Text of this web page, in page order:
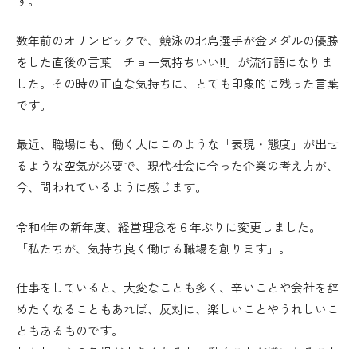
数年前のオリンピックで、競泳の北島選手が金メダルの優勝
をした直後の言葉「チョー気持ちいい‼︎」が流行語になりま
した。その時の正直な気持ちに、とても印象的に残った言葉
です。
最近、職場にも、働く人にこのような「表現・態度」が出せ
るような空気が必要で、現代社会に合った企業の考え方が、
今、問われているように感じます。
令和4年の新年度、経営理念を６年ぶりに変更しました。
「私たちが、気持ち良く働ける職場を創ります」。
仕事をしていると、大変なことも多く、辛いことや会社を辞
めたくなることもあれば、反対に、楽しいことやうれしいこ
ともあるものです。